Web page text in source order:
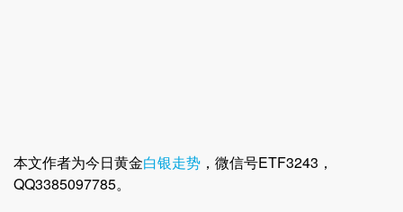
本文作者为今日黄金白银走势 ，微信号ETF3243，
QQ3385097785。